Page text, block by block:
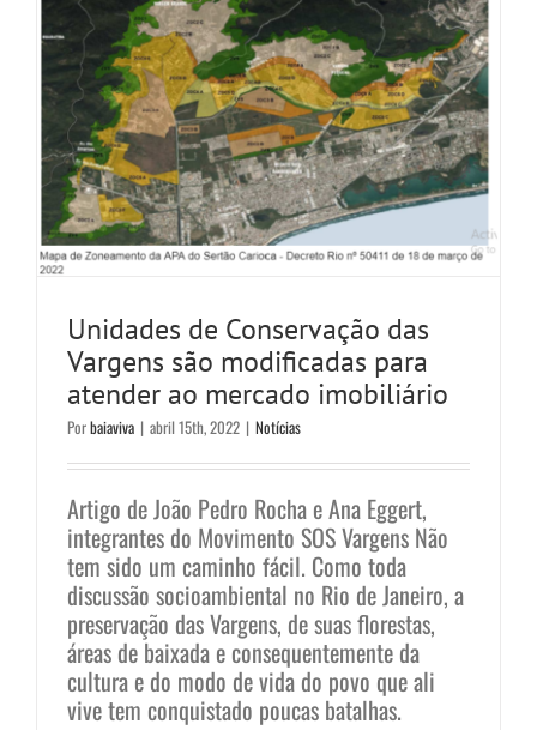
Unidades de Conservação das
Vargens são modificadas para
atender ao mercado imobiliário
Porbaiaviva | abril 15th, 2022 | Notícias
Artigo de João Pedro Rocha e Ana Eggert,
integrantes do Movimento SOS Vargens Não
tem sido um caminho fácil. Como toda
discussão socioambiental no Rio de Janeiro, a
preservação das Vargens, de suas florestas,
áreas de baixada e consequentemente da
cultura e do modo de vida do povo que ali
vive tem conquistado poucas batalhas.